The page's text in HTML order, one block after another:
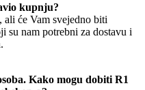
kupnju?
će Vam svejedno biti
su nam potrebni za dostavu i
Kako mogu dobiti R1